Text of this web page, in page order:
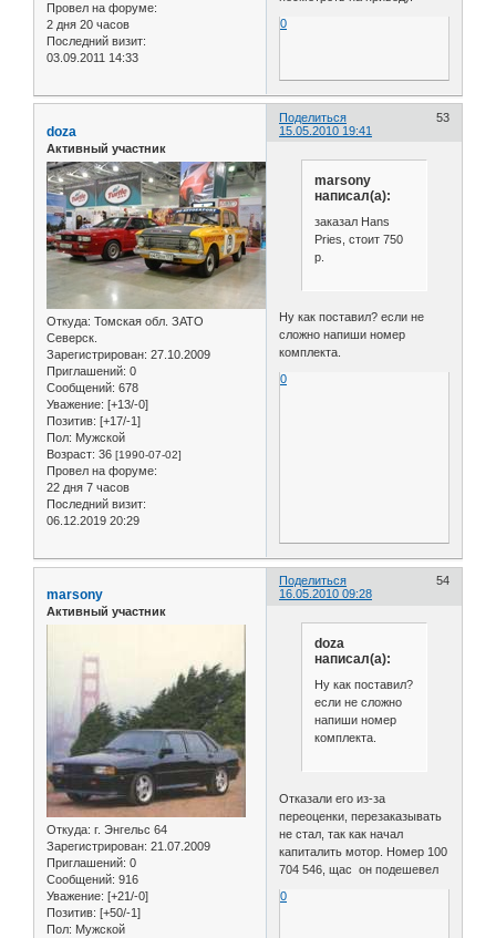
Провел на форуме:
2 дня 20 часов
Последний визит:
03.09.2011 14:33
0
Поделиться
53
15.05.2010 19:41
doza
Активный участник
Откуда: Томская обл. ЗАТО
Северск.
Зарегистрирован: 27.10.2009
Приглашений: 0
Сообщений: 678
Уважение: [+13/-0]
Позитив: [+17/-1]
Пол: Мужской
Возраст: 36 [1990-07-02]
Провел на форуме:
22 дня 7 часов
Последний визит:
06.12.2019 20:29
marsony
написал(а):
заказал Hans
Pries, стоит 750
р.
Ну как поставил? если не
сложно напиши номер
комплекта.
0
Поделиться
54
16.05.2010 09:28
marsony
Активный участник
Откуда: г. Энгельс 64
Зарегистрирован: 21.07.2009
Приглашений: 0
Сообщений: 916
Уважение: [+21/-0]
Позитив: [+50/-1]
Пол: Мужской
doza
написал(а):
Ну как поставил?
если не сложно
напиши номер
комплекта.
Отказали его из-за
переоценки, перезаказывать
не стал, так как начал
капиталить мотор. Номер 100
704 546, щас он подешевел
0